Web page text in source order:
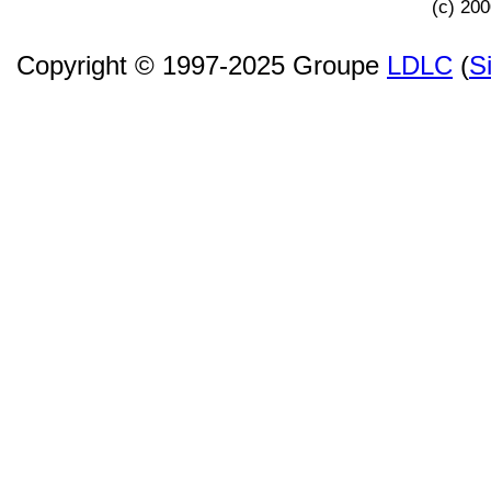
(c)
Copyright © 1997-2025 Groupe LDLC (